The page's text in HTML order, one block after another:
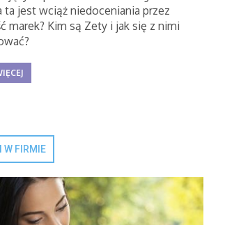
ta jest wciąż niedoceniania przez
marek? Kim są Zety i jak się z nimi
W FIRMIE